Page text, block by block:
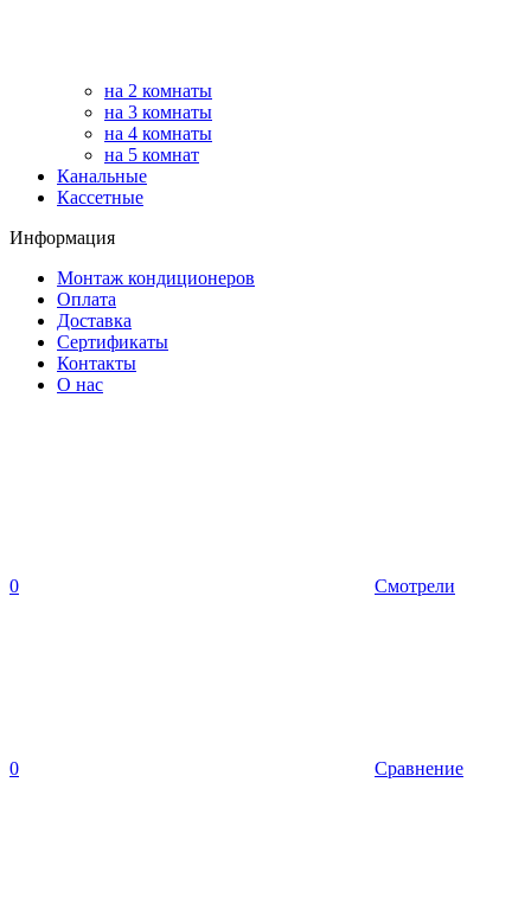
на 2 комнаты
на 3 комнаты
на 4 комнаты
на 5 комнат
Канальные
Кассетные
Информация
Монтаж кондиционеров
Оплата
Доставка
Сертификаты
Контакты
О нас
0 Смотрели
0 Сравнение